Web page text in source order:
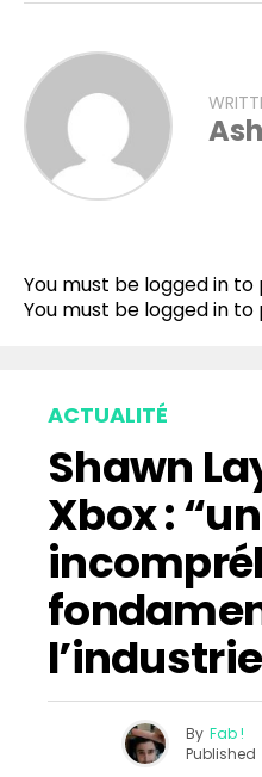
You must be logged in
You must be logged in to
ACTUALITÉ
Shawn
Xbox :
By Fab !
Published